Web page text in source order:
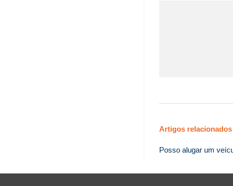
Artigos relacionados
Posso alugar um